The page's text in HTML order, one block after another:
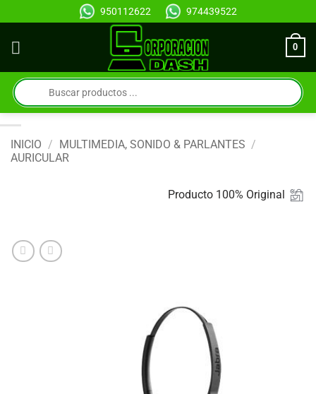
al
contenido
950112622 974439522
0
Búsqueda
de
productos
INICIO / MULTIMEDIA, SONIDO & PARLANTES /
AURICULAR
Producto 100% Original